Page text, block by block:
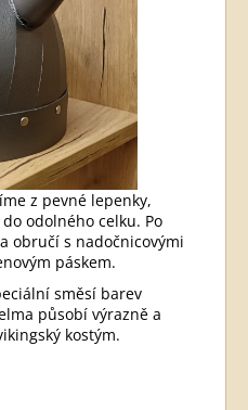
z pevné lepenky,
odolného celku. Po
obručí s nadočnicovými
páskem.
směsí barev
působí výrazně a
kostým.